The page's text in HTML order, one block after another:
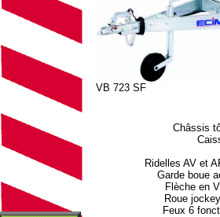
VB 723 SF
Châssis
Ridelles AV et
Garde boue
Flèche en
Roue
Feux 6